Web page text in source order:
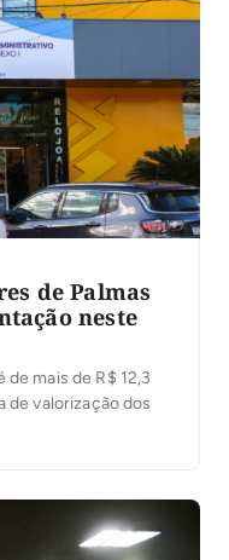
de Palmas
neste
mais de R$ 12,3
de valorização dos